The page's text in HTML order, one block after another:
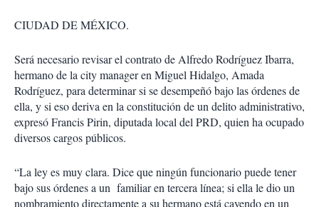
CIUDAD DE MÉXICO.
Será necesario revisar el contrato de Alfredo Rodríguez Ibarra,
hermano de la city manager en Miguel Hidalgo, Amada
Rodríguez, para determinar si se desempeñó bajo las órdenes de
ella, y si eso deriva en la constitución de un delito administrativo,
expresó Francis Pirin, diputada local del PRD, quien ha ocupado
diversos cargos públicos.
“La ley es muy clara. Dice que ningún funcionario puede tener
bajo sus órdenes a un familiar en tercera línea; si ella le dio un
nombramiento directamente a su hermano está cayendo en un